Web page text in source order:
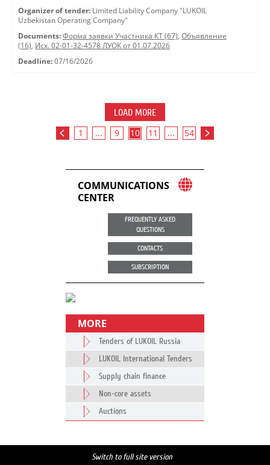
Organizer of tender: Limited Liability Company "LUKOIL
Uzbekistan Operating Company"
Documents: Форма заявки Участника КТ (67), Объявление
(16), Исх. 02-01-32-4578 ЛУОК от 01.07.2026
Deadline: 07/16/2026
LOAD MORE
1 ... 9 10 11 ... 54
COMMUNICATIONS
CENTER
FREQUENTLY ASKED
QUESTIONS
CONTACTS
SUBSCRIPTION
MORE
Tenders of LUKOIL Russia
LUKOIL International Tenders
Supply chain finance
Non-core assets
Auctions
Switch to full site version